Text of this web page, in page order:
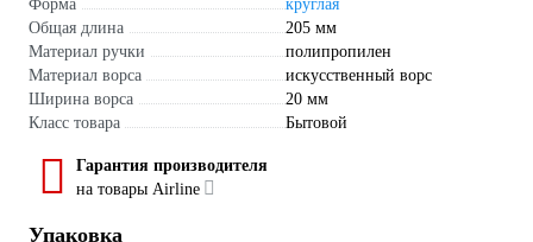
Форма
круглая
Общая длина
205 мм
Материал ручки
полипропилен
Материал ворса
искусственный ворс
Ширина ворса
20 мм
Класс товара
Бытовой
Гарантия производителя
на товары Airline
Упаковка